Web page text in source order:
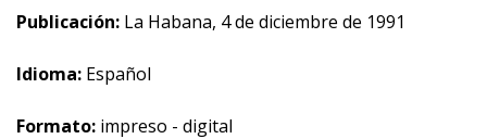
Publicación: La Habana, 4 de diciembre de 1991
Idioma: Español
Formato: impreso - digital